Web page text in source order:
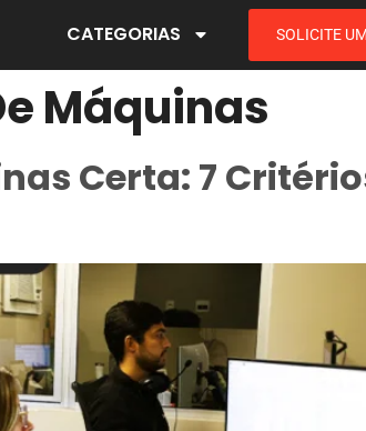
CATEGORIAS SOLICITE
Máquinas
Certa: 7